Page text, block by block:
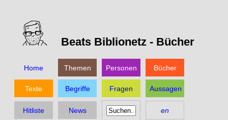
Beats Biblionetz - Bücher
Home Themen Personen Bücher
Texte Begriffe Fragen Aussagen
Hitliste News en